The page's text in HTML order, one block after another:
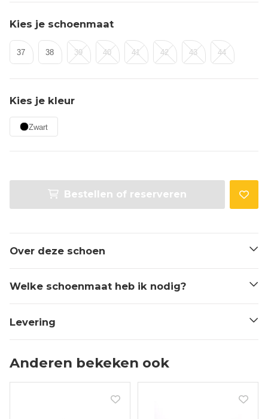
Kies je schoenmaat
37 38 39 40 41 42 43 44
Kies je kleur
Zwart
Bestellen of reserveren
Over deze schoen
Welke schoenmaat heb ik nodig?
Levering
Anderen bekeken ook